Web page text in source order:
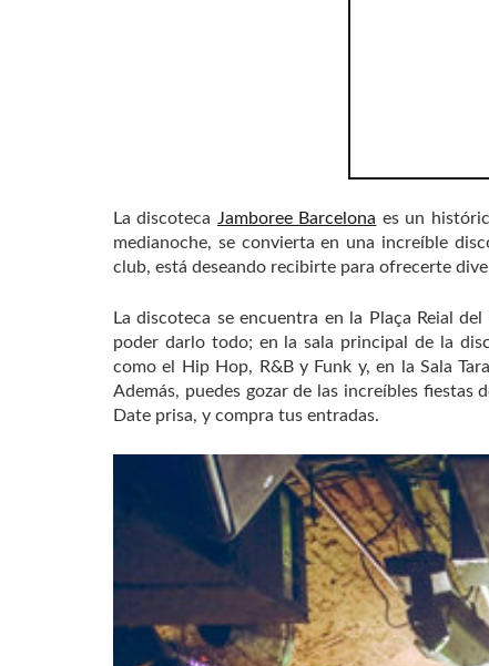
La discoteca Jamboree Barcelona es un
medianoche, se convierta en una increíble
club, está deseando recibirte para ofrecerte
La discoteca se encuentra en la Plaça Reial
poder darlo todo; en la sala principal de la
como el Hip Hop, R&B y Funk y, en la Sala
Además, puedes gozar de las increíbles fiestas
Date prisa, y compra tus entradas.